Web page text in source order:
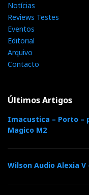
Notícias
Reviews Testes
Eventos
Editorial
Arquivo
Contacto
Últimos Artigos
Imacustica – Porto –
Magico M2
Wilson Audio Alexia